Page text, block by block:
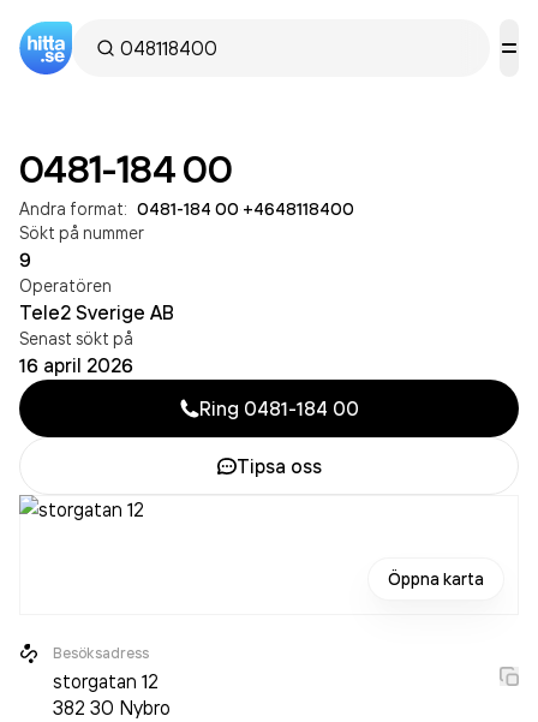
0481-184 00
Andra format: 0481-184 00 +4648118400
Sökt på nummer
9
Operatören
Tele2 Sverige AB
Senast sökt på
16 april 2026
Ring 0481-184 00
Tipsa oss
Öppna karta
Besöksadress
storgatan 12
382 30 Nybro